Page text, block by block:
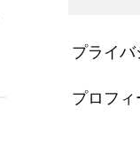
プライバ
プロフィ